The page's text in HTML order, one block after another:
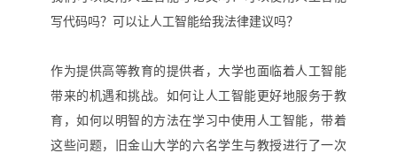
写代码吗？可以让人工智能给我法律建议吗？
作为提供高等教育的提供者，大学也面临着人工智能
带来的机遇和挑战。如何让人工智能更好地服务于教
育，如何以明智的方法在学习中使用人工智能，带着
这些问题，旧金山大学的六名学生与教授进行了一次